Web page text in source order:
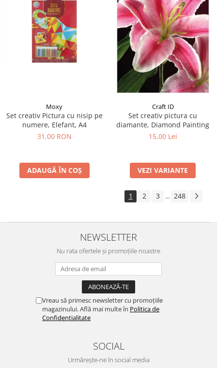
Moxy
Set creativ Pictura cu nisip pe
numere, Elefant, A4
31,00 RON
ADAUGĂ ÎN COȘ
Craft ID
Set creativ pictura cu
diamante, Diamond Painting
15,00 Lei
VEZI VARIANTE
1 2 3 ... 248
NEWSLETTER
Nu rata ofertele și promoțiile noastre
Vreau să primesc newsletter cu promoțiile
magazinului. Află mai multe în Politica de
Confidentialitate
SOCIAL
Urmărește-ne în social media